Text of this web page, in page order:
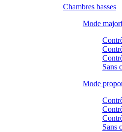
Chambres basses
Mode
Sans
Mode
Sans